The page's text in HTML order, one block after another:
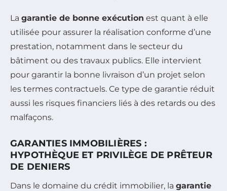
La garantie de bonne exécution est quant à elle
utilisée pour assurer la réalisation conforme d’une
prestation, notamment dans le secteur du
bâtiment ou des travaux publics. Elle intervient
pour garantir la bonne livraison d’un projet selon
les termes contractuels. Ce type de garantie réduit
aussi les risques financiers liés à des retards ou des
malfaçons.
GARANTIES IMMOBILIÈRES :
HYPOTHÈQUE ET PRIVILÈGE DE PRÊTEUR
DE DENIERS
Dans le domaine du crédit immobilier, la garantie